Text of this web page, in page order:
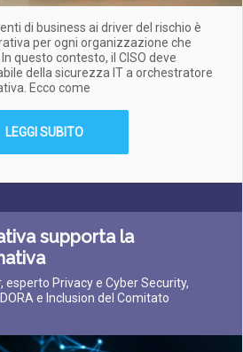
di business ai driver del rischio è
per ogni organizzazione che
questo contesto, il CISO deve
della sicurezza IT a orchestratore
Ecco come
LEGGI SUBITO
supporta la
esperto Privacy e Cyber Security,
e Inclusion del Comitato